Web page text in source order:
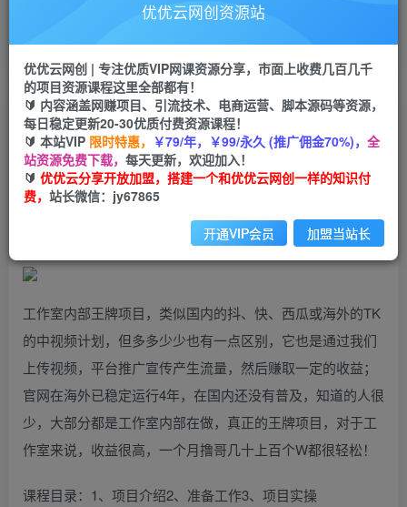
立即购买
王牌项目月入10W美金，2024最新国外挂机撸U项
目，全程无人值守，可批量放大！
优优云网创
2年前发布
关注 私信
1877 96
工作室内部王牌项目，类似国内的抖、快、西瓜或海外的TK
的中视频计划，但多多少少也有一点区别，它也是通过我们
上传视频，平台推广宣传产生流量，然后赚取一定的收益；
官网在海外已稳定运行4年，在国内还没有普及，知道的人很
少，大部分都是工作室内部在做，真正的王牌项目，对于工
作室来说，收益很高，一个月撸哥几十上百个W都很轻松！
课程目录：1、项目介绍2、准备工作3、项目实操
优优云网创资源站
优优云网创 | 专注优质VIP网课资源分享，市面上收费几百几千
的项目资源课程这里全部都有！
🔰 内容涵盖网赚项目、引流技术、电商运营、脚本源码等资源，
每日稳定更新20-30优质付费资源课程！
🔰 本站VIP 限时特惠， ￥79/年，￥99/永久 (推广佣金70%)， 全
站资源免费下载， 每天更新，欢迎加入！
🔰 优优云分享开放加盟，搭建一个和优优云网创一样的知识付
费， 站长微信：jy67865
开通VIP会员 加盟当站长